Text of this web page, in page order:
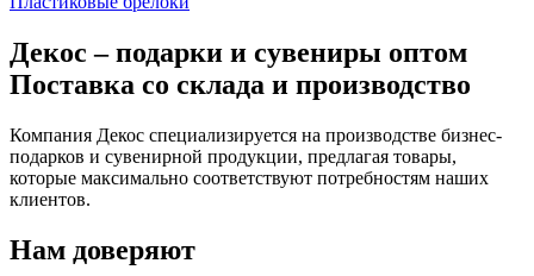
Декос – подарки и сувениры оптом
Поставка со склада и производство
Компания Декос специализируется на производстве бизнес-
подарков и сувенирной продукции, предлагая товары,
которые максимально соответствуют потребностям наших
клиентов.
Нам доверяют